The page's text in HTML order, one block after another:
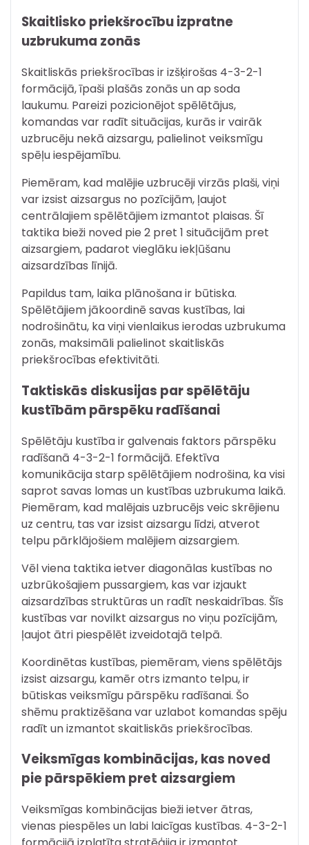
Skaitlisko priekšrocību izpratne
uzbrukuma zonās
Skaitliskās priekšrocības ir izšķirošas 4-3-2-1
formācijā, īpaši plašās zonās un ap soda
laukumu. Pareizi pozicionējot spēlētājus,
komandas var radīt situācijas, kurās ir vairāk
uzbrucēju nekā aizsargu, palielinot veiksmīgu
spēļu iespējamību.
Piemēram, kad malējie uzbrucēji virzās plaši, viņi
var izsist aizsargus no pozīcijām, ļaujot
centrālajiem spēlētājiem izmantot plaisas. Šī
taktika bieži noved pie 2 pret 1 situācijām pret
aizsargiem, padarot vieglāku iekļūšanu
aizsardzības līnijā.
Papildus tam, laika plānošana ir būtiska.
Spēlētājiem jākoordinē savas kustības, lai
nodrošinātu, ka viņi vienlaikus ierodas uzbrukuma
zonās, maksimāli palielinot skaitliskās
priekšrocības efektivitāti.
Taktiskās diskusijas par spēlētāju
kustībām pārspēku radīšanai
Spēlētāju kustība ir galvenais faktors pārspēku
radīšanā 4-3-2-1 formācijā. Efektīva
komunikācija starp spēlētājiem nodrošina, ka visi
saprot savas lomas un kustības uzbrukuma laikā.
Piemēram, kad malējais uzbrucējs veic skrējienu
uz centru, tas var izsist aizsargu līdzi, atverot
telpu pārklājošiem malējiem aizsargiem.
Vēl viena taktika ietver diagonālas kustības no
uzbrūkošajiem pussargiem, kas var izjaukt
aizsardzības struktūras un radīt neskaidrības. Šīs
kustības var novilkt aizsargus no viņu pozīcijām,
ļaujot ātri piespēlēt izveidotajā telpā.
Koordinētas kustības, piemēram, viens spēlētājs
izsist aizsargu, kamēr otrs izmanto telpu, ir
būtiskas veiksmīgu pārspēku radīšanai. Šo
shēmu praktizēšana var uzlabot komandas spēju
radīt un izmantot skaitliskās priekšrocības.
Veiksmīgas kombinācijas, kas noved
pie pārspēkiem pret aizsargiem
Veiksmīgas kombinācijas bieži ietver ātras,
vienas piespēles un labi laicīgas kustības. 4-3-2-1